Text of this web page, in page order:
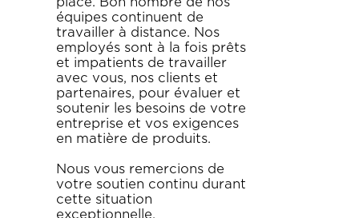
équipes continuent de
travailler à distance. Nos
employés sont à la fois prêts
et impatients de travailler
avec vous, nos clients et
partenaires, pour évaluer et
soutenir les besoins de votre
entreprise et vos exigences
en matière de produits.
Nous vous remercions de
votre soutien continu durant
cette situation
exceptionnelle.